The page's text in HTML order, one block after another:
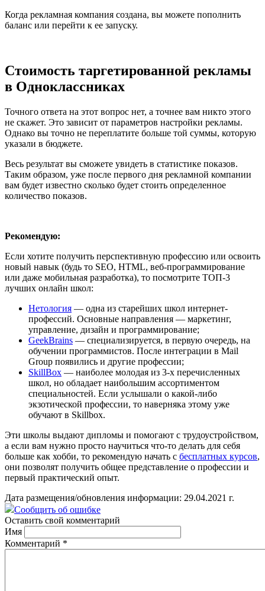
Когда рекламная компания создана, вы можете пополнить
баланс или перейти к ее запуску.
Стоимость таргетированной рекламы
в Одноклассниках
Точного ответа на этот вопрос нет, а точнее вам никто этого
не скажет. Это зависит от параметров настройки рекламы.
Однако вы точно не переплатите больше той суммы, которую
указали в бюджете.
Весь результат вы сможете увидеть в статистике показов.
Таким образом, уже после первого дня рекламной компании
вам будет известно сколько будет стоить определенное
количество показов.
Рекомендую:
Если хотите получить перспективную профессию или освоить
новый навык (будь то SEO, HTML, веб-программирование
или даже мобильная разработка), то посмотрите ТОП-3
лучших онлайн школ:
Нетология — одна из старейших школ интернет-
профессий. Основные направления — маркетинг,
управление, дизайн и программирование;
GeekBrains — специализируется, в первую очередь, на
обучении программистов. После интеграции в Mail
Group появились и другие профессии;
SkillBox — наиболее молодая из 3-х перечисленных
школ, но обладает наибольшим ассортиментом
специальностей. Если услышали о какой-либо
экзотической профессии, то наверняка этому уже
обучают в Skillbox.
Эти школы выдают дипломы и помогают с трудоустройством,
а если вам нужно просто научиться что-то делать для себя
больше как хобби, то рекомендую начать с бесплатных курсов,
они позволят получить общее представление о профессии и
первый практический опыт.
Дата размещения/обновления информации: 29.04.2021 г.
Сообщить об ошибке
Оставить свой комментарий
Имя
Комментарий *